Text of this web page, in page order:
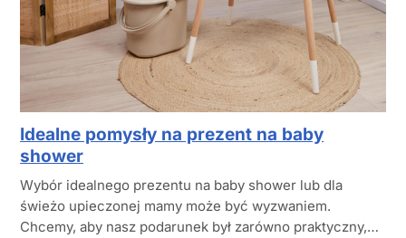
Idealne pomysły na prezent na baby
shower
Wybór idealnego prezentu na baby shower lub dla
świeżo upieczonej mamy może być wyzwaniem.
Chcemy, aby nasz podarunek był zarówno praktyczny,…